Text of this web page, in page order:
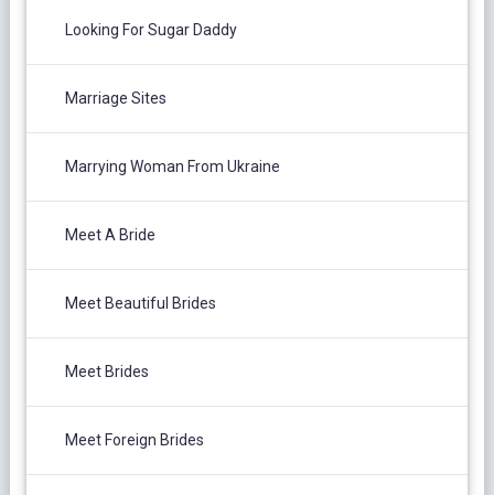
Looking For Sugar Daddy
Marriage Sites
Marrying Woman From Ukraine
Meet A Bride
Meet Beautiful Brides
Meet Brides
Meet Foreign Brides